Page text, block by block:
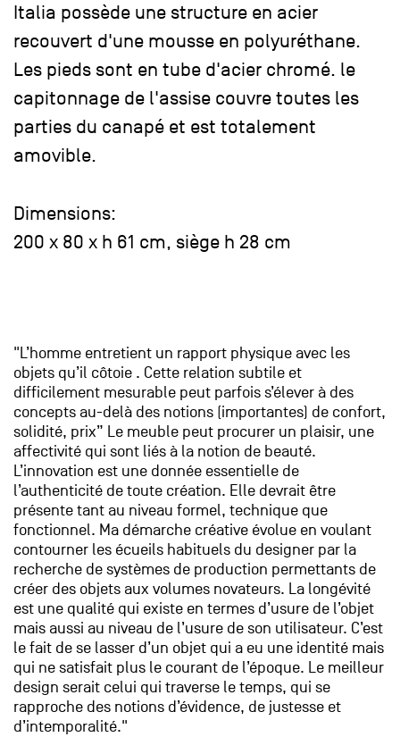
Italia possède une structure en acier
recouvert d'une mousse en polyuréthane.
Les pieds sont en tube d'acier chromé. le
capitonnage de l'assise couvre toutes les
parties du canapé et est totalement
amovible.
Dimensions:
200 x 80 x h 61 cm, siège h 28 cm
"L’homme entretient un rapport physique avec les
objets qu’il côtoie . Cette relation subtile et
difficilement mesurable peut parfois s’élever à des
concepts au-delà des notions (importantes) de confort,
solidité, prix” Le meuble peut procurer un plaisir, une
affectivité qui sont liés à la notion de beauté.
L’innovation est une donnée essentielle de
l’authenticité de toute création. Elle devrait être
présente tant au niveau formel, technique que
fonctionnel. Ma démarche créative évolue en voulant
contourner les écueils habituels du designer par la
recherche de systèmes de production permettants de
créer des objets aux volumes novateurs. La longévité
est une qualité qui existe en termes d’usure de l’objet
mais aussi au niveau de l’usure de son utilisateur. C’est
le fait de se lasser d’un objet qui a eu une identité mais
qui ne satisfait plus le courant de l’époque. Le meilleur
design serait celui qui traverse le temps, qui se
rapproche des notions d’évidence, de justesse et
d’intemporalité."